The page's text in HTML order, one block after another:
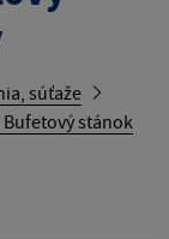
súťaže
Bufetový stánok